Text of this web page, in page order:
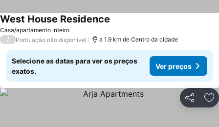
Casa/apartamento inteiro
West House Residence
/ Pontuação não disponível a 1.9 km de Centro da cidade
Selecione as datas para ver os preços
exatos.
Ver preços
Partilhar